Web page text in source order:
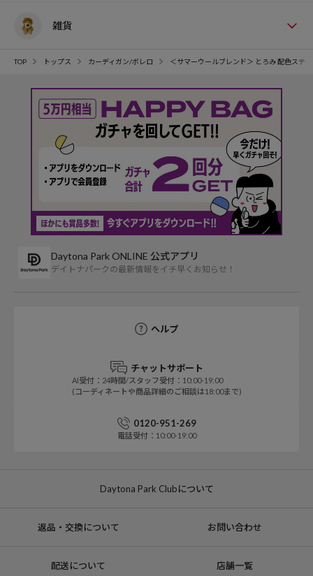
雑貨
TOP トップス カーディガン/ボレロ ＜サマーウールブレンド＞ とろみ 配色ステ
Daytona Park ONLINE 公式アプリ
デイトナパークの最新情報をイチ早くお知らせ！
ヘルプ
チャットサポート
AI受付：24時間/スタッフ受付：10:00-19:00
(コーディネートや商品詳細のご相談は18:00まで)
0120-951-269
電話受付：10:00-19:00
Daytona Park Clubについて
返品・交換について お問い合わせ
配送について 店舗一覧